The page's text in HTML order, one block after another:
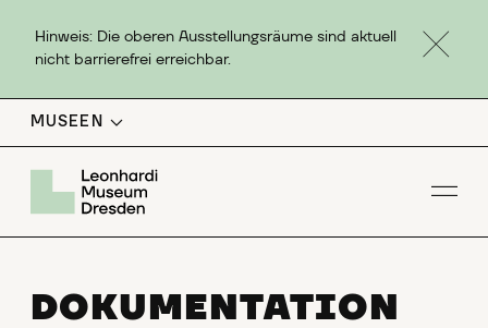
Hinweis: Die oberen Ausstellungsräume sind aktuell
nicht barrierefrei erreichbar.
MUSEEN
DOKUMENTATION